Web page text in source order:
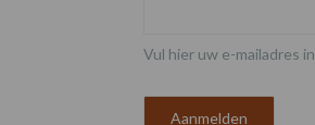
Vul hier uw e-mailadres in